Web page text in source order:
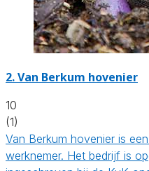
2.Van Berkum hovenier
10
(1)
Van Berkum hovenier is
werknemer. Het bedrijf is